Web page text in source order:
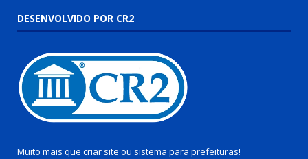
DESENVOLVIDO POR CR2
Muito mais que criar site ou sistema para prefeituras!